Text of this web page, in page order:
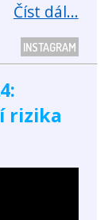
Číst dál...
INSTAGRAM
rizika